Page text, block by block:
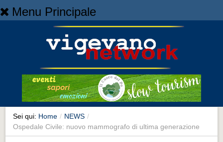
Menu Principale
NEWS
Cronaca
Cronaca
Artes et Artificia
Sei qui: Home / NEWS /
Ospedale Civile: nuovo mammografo di ultima generazione